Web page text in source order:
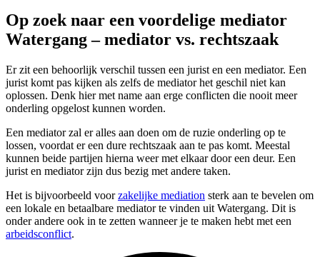
Op zoek naar een voordelige mediator
Watergang – mediator vs. rechtszaak
Er zit een behoorlijk verschil tussen een jurist en een mediator. Een
jurist komt pas kijken als zelfs de mediator het geschil niet kan
oplossen. Denk hier met name aan erge conflicten die nooit meer
onderling opgelost kunnen worden.
Een mediator zal er alles aan doen om de ruzie onderling op te
lossen, voordat er een dure rechtszaak aan te pas komt. Meestal
kunnen beide partijen hierna weer met elkaar door een deur. Een
jurist en mediator zijn dus bezig met andere taken.
Het is bijvoorbeeld voorzakelijke mediation sterk aan te bevelen om
een lokale en betaalbare mediator te vinden uit Watergang. Dit is
onder andere ook in te zetten wanneer je te maken hebt met een
arbeidsconflict.